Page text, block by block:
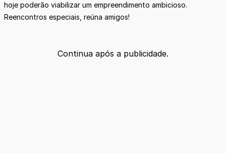
hoje poderão viabilizar um empreendimento ambicioso.
Reencontros especiais, reúna amigos!
Continua após a publicidade.